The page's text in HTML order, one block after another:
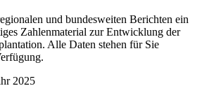
und bundesweiten Berichten ein
Zahlenmaterial zur Entwicklung der
Alle Daten stehen für Sie
2025